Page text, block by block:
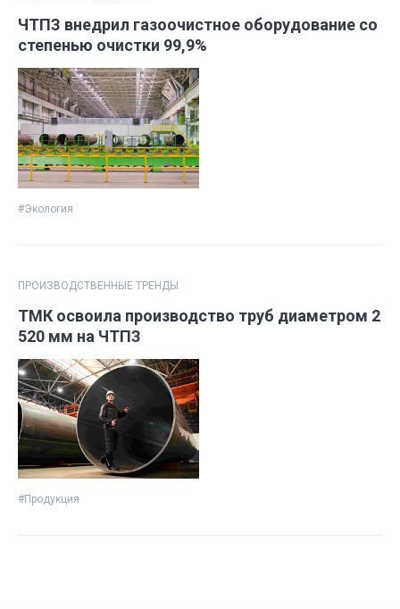
ЧТПЗ внедрил газоочистное оборудование со
степенью очистки 99,9%
#Экология
ПРОИЗВОДСТВЕННЫЕ ТРЕНДЫ
ТМК освоила производство труб диаметром 2
520 мм на ЧТПЗ
#Продукция